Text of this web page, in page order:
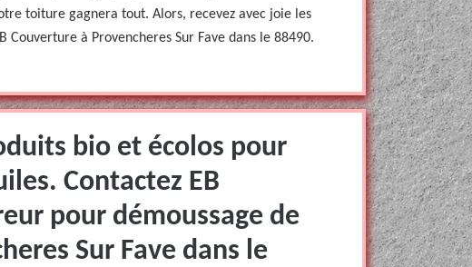
toiture gagnera tout. Alors, recevez avec joie les
à Provencheres Sur Fave dans le 88490.
bio et écolos pour
Contactez EB
pour démoussage de
Sur Fave dans le